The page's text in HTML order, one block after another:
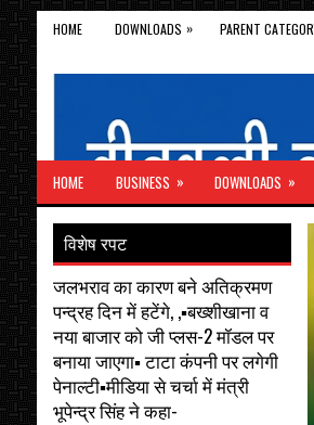
HOME DOWNLOADS » PARENT
HOME BUSINESS » DOWNLOADS »
विशेष रपट
जलभराव का कारण बने अतिक्रमण
पन्द्रह दिन में हटेंगे, ,▪️बख्शीखाना व
नया बाजार को जी प्लस-2 मॉडल पर
बनाया जाएगा▪️ टाटा कंपनी पर लगेगी
पेनाल्टी▪️मीडिया से चर्चा में मंत्री
भूपेन्द्र सिंह ने कहा-